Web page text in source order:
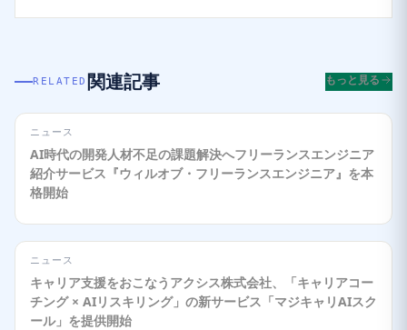
RELATED 関連記事 もっと見る
ニュース
AI時代の開発人材不足の課題解決へフリーランスエンジニア
紹介サービス『ウィルオブ・フリーランスエンジニア』を本
格開始
ニュース
キャリア支援をおこなうアクシス株式会社、「キャリアコー
チング × AIリスキリング」の新サービス「マジキャリAIスク
ール」を提供開始